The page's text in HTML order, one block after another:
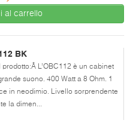
al carrello
BK
L’OBC112 è un cabinet
suono. 400 Watt a 8 Ohm. 1
in neodimio. Livello sorprendente
la dimen...